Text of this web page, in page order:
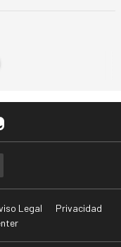
Legal
Privacidad